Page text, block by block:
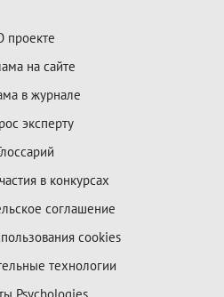
проекте
на сайте
в журнале
эксперту
в конкурсах
соглашение
cookies
технологии